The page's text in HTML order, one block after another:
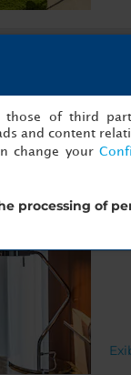
Tel.
those of third
and content
change your
processing of